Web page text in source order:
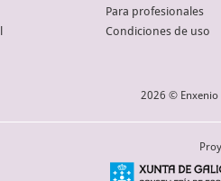
Para profesionales
Condiciones de uso
2026 © Enxenio